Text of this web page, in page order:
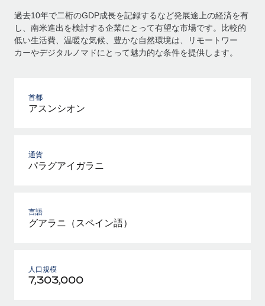
過去10年で二桁のGDP成長を記録するなど発展途上の経済を有
し、南米進出を検討する企業にとって有望な市場です。比較的
低い生活費、温暖な気候、豊かな自然環境は、リモートワー
カーやデジタルノマドにとって魅力的な条件を提供します。
首都
アスンシオン
通貨
パラグアイガラニ
言語
グアラニ（スペイン語）
人口規模
7,303,000